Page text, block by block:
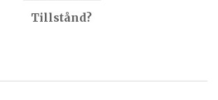
Tillstånd?